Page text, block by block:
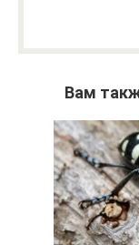
Вам